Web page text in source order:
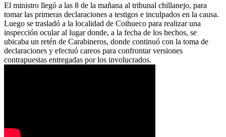
El ministro llegó a las 8 de la mañana al tribunal chillanejo, para
tomar las primeras declaraciones a testigos e inculpados en la causa.
Luego se trasladó a la localidad de Coihueco para realizar una
inspección ocular al lugar donde, a la fecha de los hechos, se
ubicaba un retén de Carabineros, donde continuó con la toma de
declaraciones y efectuó careos para confrontar versiones
contrapuestas entregadas por los involucrados.